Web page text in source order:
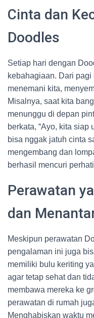
Cinta dan
Doodles
Setiap hari dengan
kebahagiaan. Dari
menemani kita,
Misalnya, saat kita
menunggu di depan
berkata, “Ayo, kita siap
bisa nggak jatuh cinta
mengembang dan
berhasil mencuri
Perawatan
dan
Meskipun perawatan
pengalaman ini juga
memiliki bulu keriting
agar tetap sehat dan
membawa mereka ke
perawatan di rumah
Menghabiskan waktu